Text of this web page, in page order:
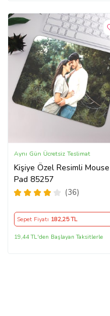
Kişiye Özel Resimli Mouse
Pad 85257
(36)
Aynı Gün Ücretsiz Teslimat
Sepet Fiyatı 182,25 TL
19,44 TL'den Başlayan Taksitlerle